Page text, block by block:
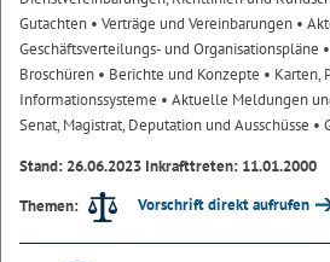
Gutachten • Verträge und Vereinbarungen •
Geschäftsverteilungs- und Organisationspläne
Broschüren • Berichte und Konzepte • Karten,
Informationssysteme • Aktuelle Meldungen
Senat, Magistrat, Deputation und Ausschüsse •
Stand: 26.06.2023 Inkrafttreten: 11.01.2000
Themen:
Vorschrift direkt aufrufen